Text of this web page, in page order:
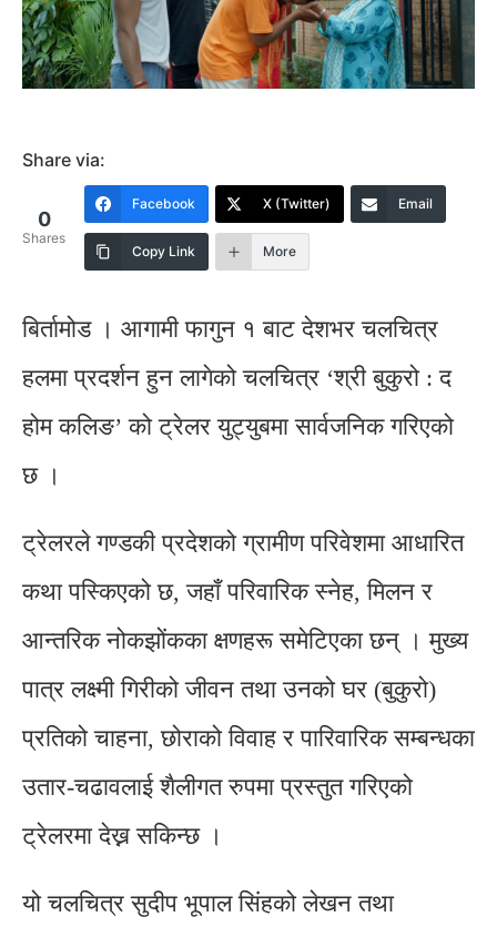
Share via:
0
Shares
Facebook X (Twitter) Email
Copy Link More
बिर्तामोड । आगामी फागुन १ बाट देशभर चलचित्र
हलमा प्रदर्शन हुन लागेको चलचित्र ‘श्री बुकुरो : द
होम कलिङ’ को ट्रेलर युट्युबमा सार्वजनिक गरिएको
छ ।
ट्रेलरले गण्डकी प्रदेशको ग्रामीण परिवेशमा आधारित
कथा पस्किएको छ, जहाँ परिवारिक स्नेह, मिलन र
आन्तरिक नोकझोंकका क्षणहरू समेटिएका छन् । मुख्य
पात्र लक्ष्मी गिरीको जीवन तथा उनको घर (बुकुरो)
प्रतिको चाहना, छोराको विवाह र पारिवारिक सम्बन्धका
उतार-चढावलाई शैलीगत रुपमा प्रस्तुत गरिएको
ट्रेलरमा देख्न सकिन्छ ।
यो चलचित्र सुदीप भूपाल सिंहको लेखन तथा